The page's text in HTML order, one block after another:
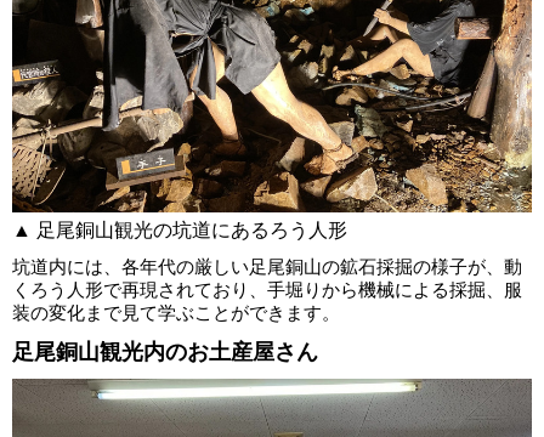
▲ 足尾銅山観光の坑道にあるろう人形
坑道内には、各年代の厳しい足尾銅山の鉱石採掘の様子が、動
くろう人形で再現されており、手堀りから機械による採掘、服
装の変化まで見て学ぶことができます。
足尾銅山観光内のお土産屋さん